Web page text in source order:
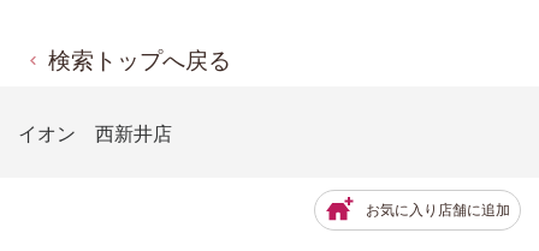
検索トップへ戻る
イオン 西新井店
お気に入り店舗に追加